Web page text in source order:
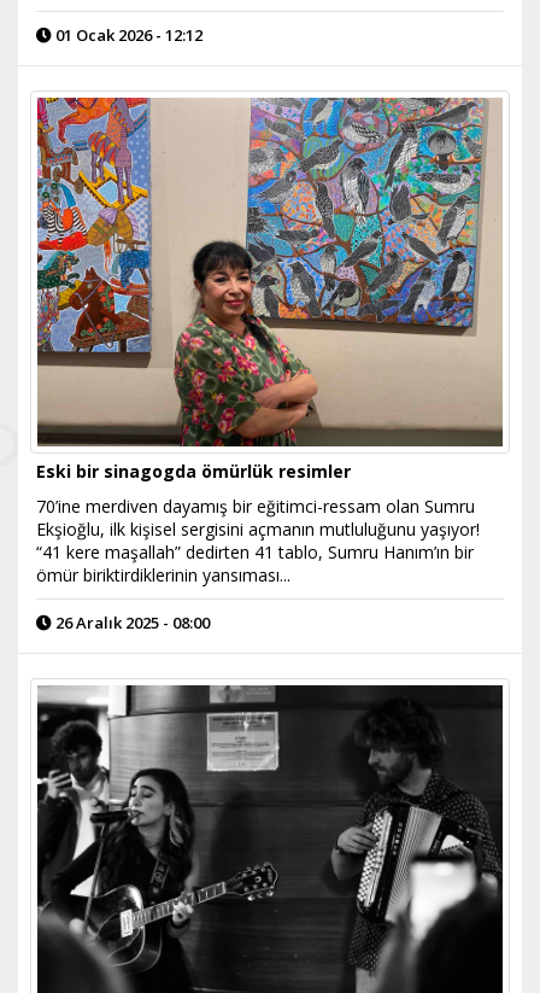
01 Ocak 2026 - 12:12
Eski bir sinagogda ömürlük resimler
70’ine merdiven dayamış bir eğitimci-ressam olan Sumru
Ekşioğlu, ilk kişisel sergisini açmanın mutluluğunu yaşıyor!
“41 kere maşallah” dedirten 41 tablo, Sumru Hanım’ın bir
ömür biriktirdiklerinin yansıması...
26 Aralık 2025 - 08:00